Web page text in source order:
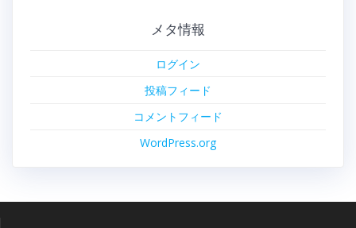
メタ情報
ログイン
投稿フィード
コメントフィード
WordPress.org